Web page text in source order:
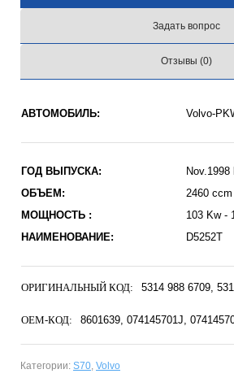
Задать вопрос
Отзывы (0)
АВТОМОБИЛЬ: Volvo-
ГОД ВЫПУСКА:
Nov.1998
ОБЪЕМ:
2460 ccm
МОЩНОСТЬ :
103 Kw -
НАИМЕНОВАНИЕ:
D5252T
ОРИГИНАЛЬНЫЙ КОД: 5314 988 6709
OEM-КОД: 8601639 074145701J
Категории: S70, Volvo